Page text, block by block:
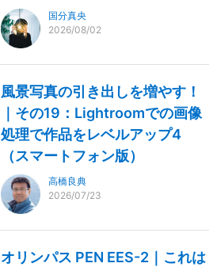
国分真央
2026/08/02
風景写真の引き出しを増やす！
｜その19：Lightroomでの画像
処理で作品をレベルアップ4
（スマートフォン版）
高橋良典
2026/07/23
オリンパス PEN EES-2｜これは